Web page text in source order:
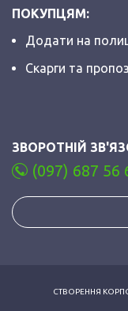
ПОКУПЦЯМ:
Додати на
Скарги та
ЗВОРОТНІЙ
(097) 687 56
СТВОРЕННЯ